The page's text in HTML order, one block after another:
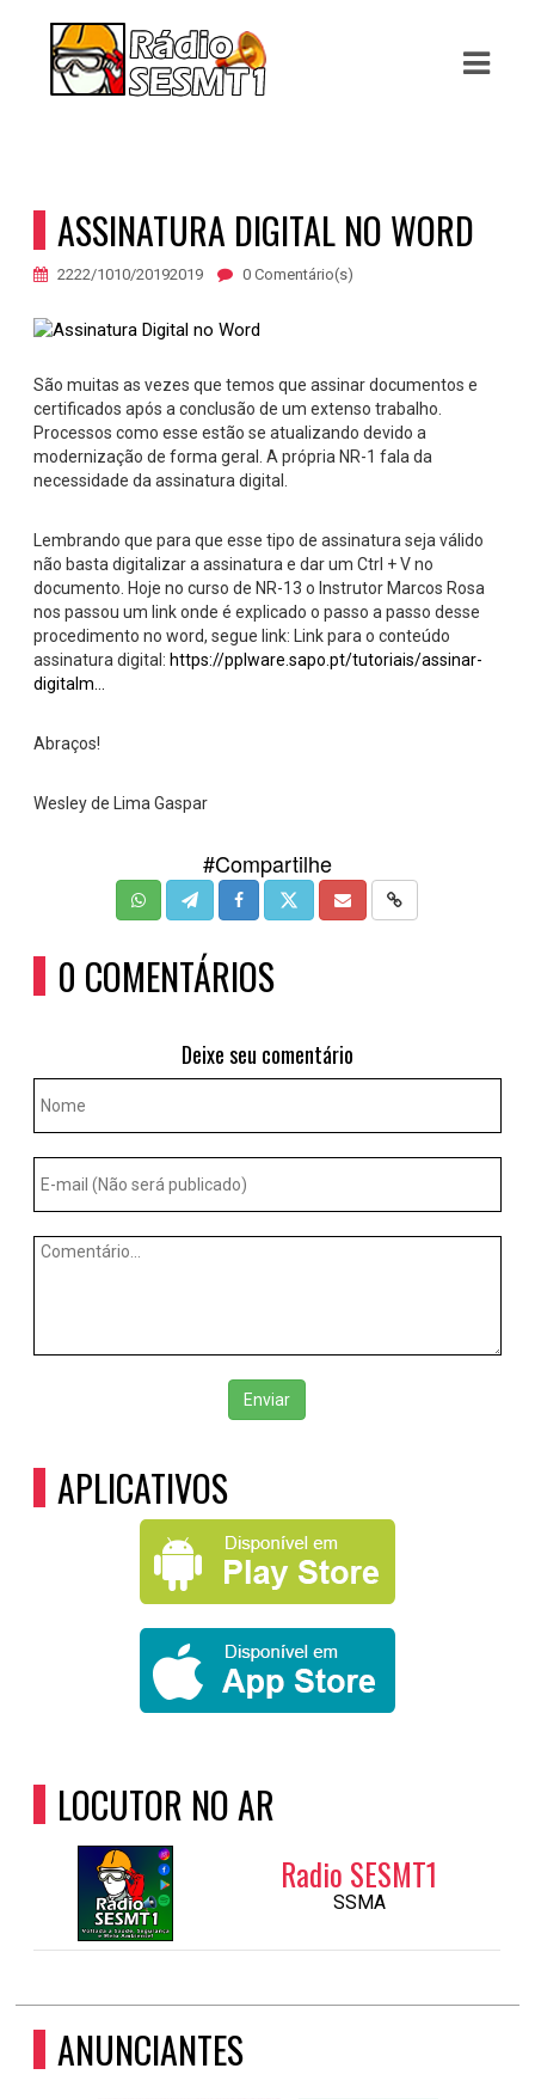
ASSINATURA DIGITAL NO WORD
2222/1010/20192019 0 Comentário(s)
São muitas as vezes que temos que assinar documentos e
certificados após a conclusão de um extenso trabalho.
Processos como esse estão se atualizando devido a
modernização de forma geral. A própria NR-1 fala da
necessidade da assinatura digital.
Lembrando que para que esse tipo de assinatura seja válido
não basta digitalizar a assinatura e dar um Ctrl + V no
documento. Hoje no curso de NR-13 o Instrutor Marcos Rosa
nos passou um link onde é explicado o passo a passo desse
procedimento no word, segue link: Link para o conteúdo
assinatura digital: https://pplware.sapo.pt/tutoriais/assinar-
digitalm...
Abraços!
Wesley de Lima Gaspar
#Compartilhe
0 COMENTÁRIOS
Deixe seu comentário
Enviar
APLICATIVOS
LOCUTOR NO AR
Radio SESMT1
SSMA
ANUNCIANTES